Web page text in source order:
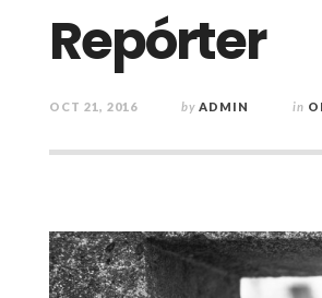
Repórter
OCT 21, 2016 by ADMIN in